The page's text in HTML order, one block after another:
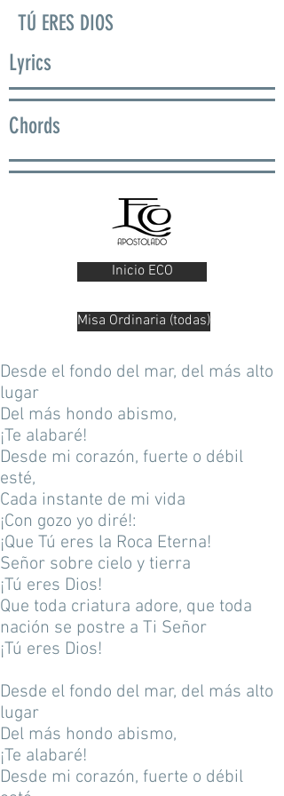
TÚ ERES DIOS
Lyrics
Chords
Inicio ECO
Misa Ordinaria (todas)
Desde el fondo del mar, del más alto
lugar
Del más hondo abismo,
¡Te alabaré!
Desde mi corazón, fuerte o débil
esté,
Cada instante de mi vida
¡Con gozo yo diré!:
¡Que Tú eres la Roca Eterna!
Señor sobre cielo y tierra
¡Tú eres Dios!
Que toda criatura adore, que toda
nación se postre a Ti Señor
¡Tú eres Dios!
Desde el fondo del mar, del más alto
lugar
Del más hondo abismo,
¡Te alabaré!
Desde mi corazón, fuerte o débil